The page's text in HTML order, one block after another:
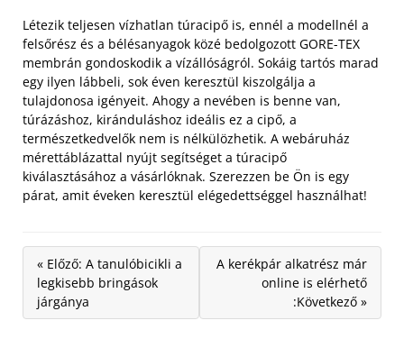
Létezik teljesen vízhatlan túracipő is, ennél a modellnél a
felsőrész és a bélésanyagok közé bedolgozott GORE-TEX
membrán gondoskodik a vízállóságról. Sokáig tartós marad
egy ilyen lábbeli, sok éven keresztül kiszolgálja a
tulajdonosa igényeit. Ahogy a nevében is benne van,
túrázáshoz, kiránduláshoz ideális ez a cipő, a
természetkedvelők nem is nélkülözhetik. A webáruház
mérettáblázattal nyújt segítséget a túracipő
kiválasztásához a vásárlóknak. Szerezzen be Ön is egy
párat, amit éveken keresztül elégedettséggel használhat!
« Előző: A tanulóbicikli a
legkisebb bringások
járgánya
A kerékpár alkatrész már
online is elérhető
:Következő »